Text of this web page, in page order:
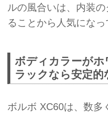
ルの風合いは、内装
ることから人気になっ
ボディカラーが
ラックなら安定的
ボルボ XC60は、数多